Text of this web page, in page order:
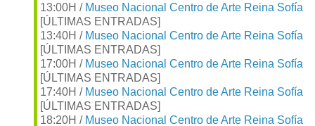
13:00H / Museo Nacional Centro de Arte Reina Sofía
[ÚLTIMAS ENTRADAS]
13:40H / Museo Nacional Centro de Arte Reina Sofía
[ÚLTIMAS ENTRADAS]
17:00H / Museo Nacional Centro de Arte Reina Sofía
[ÚLTIMAS ENTRADAS]
17:40H / Museo Nacional Centro de Arte Reina Sofía
[ÚLTIMAS ENTRADAS]
18:20H / Museo Nacional Centro de Arte Reina Sofía